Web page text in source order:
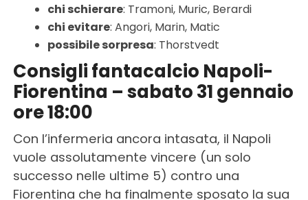
chi schierare: Tramoni, Muric, Berardi
chi evitare: Angori, Marin, Matic
possibile sorpresa: Thorstvedt
Consigli fantacalcio Napoli-
Fiorentina – sabato 31 gennaio
ore 18:00
Con l’infermeria ancora intasata, il Napoli
vuole assolutamente vincere (un solo
successo nelle ultime 5) contro una
Fiorentina che ha finalmente sposato la sua